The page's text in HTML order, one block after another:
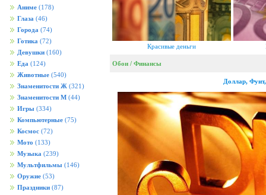
Аниме (178)
Глаза (46)
Города (74)
Готика (72)
Девушки (160)
Еда (124)
Животные (540)
Знаменитости Ж (321)
Знаменитости М (44)
Игры (334)
Компьютерные (75)
Космос (72)
Мото (133)
Музыка (239)
Мультфильмы (146)
Оружие (53)
Праздники (87)
Красивые деньги
Обои / Финансы
Доллар,